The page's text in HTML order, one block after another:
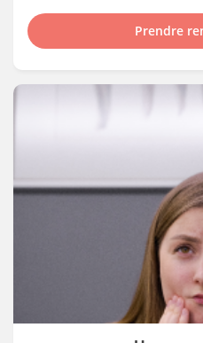
Prendre